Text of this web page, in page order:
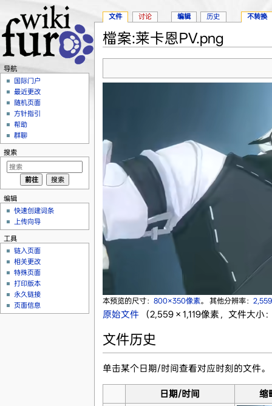
檔案:莱卡恩PV.png
本预览的尺寸： 800×350像素。 其他分辨率：
原始文件‎ （2,559 × 1,119像素，文件大
文件历史
单击某个日期/时间查看对应时刻的文件。
日期/时间
缩
文件 讨论 编辑 历史 不转换
导航
国际门户
最近更改
随机页面
方针指引
帮助
群聊
搜索
编辑
快速创建词条
上传向导
工具
链入页面
相关更改
特殊页面
打印版本
永久链接
页面信息